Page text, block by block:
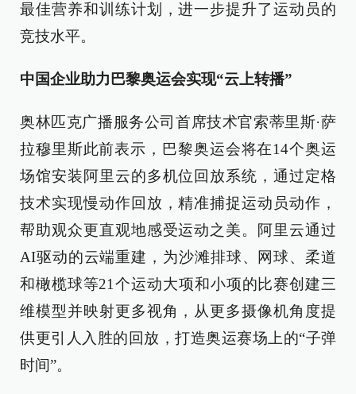
最佳营养和训练计划，进一步提升了运动员的
竞技水平。
中国企业助力巴黎奥运会实现“云上转播”
奥林匹克广播服务公司首席技术官索蒂里斯·萨
拉穆里斯此前表示，巴黎奥运会将在14个奥运
场馆安装阿里云的多机位回放系统，通过定格
技术实现慢动作回放，精准捕捉运动员动作，
帮助观众更直观地感受运动之美。阿里云通过
AI驱动的云端重建，为沙滩排球、网球、柔道
和橄榄球等21个运动大项和小项的比赛创建三
维模型并映射更多视角，从更多摄像机角度提
供更引人入胜的回放，打造奥运赛场上的“子弹
时间”。